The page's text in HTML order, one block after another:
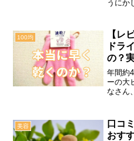
うにか
入。
配合
付...
100均
【レ
ドラ
の？
年間約
ーの大
なさん
（
よくて
が...
美容
口コ
おす